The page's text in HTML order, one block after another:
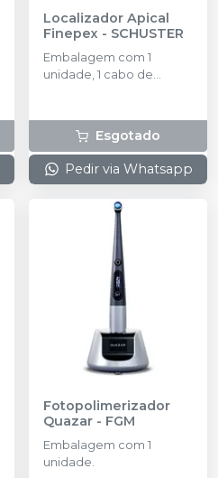
Localizador Apical
Finepex - SCHUSTER
Embalagem com 1
unidade, 1 cabo de
bateria recarregável, 2
posicionador de stop de
silicone. Bivolt.
Esgotado
Pedir via Whatsapp
Fotopolimerizador
Quazar - FGM
Embalagem com 1
unidade.